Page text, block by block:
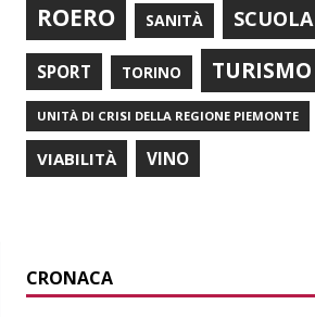
ROERO SANITÀ SCUOLA
SPORT TORINO TURISMO
UNITÀ DI CRISI DELLA REGIONE PIEMONTE
VIABILITÀ VINO
CRONACA